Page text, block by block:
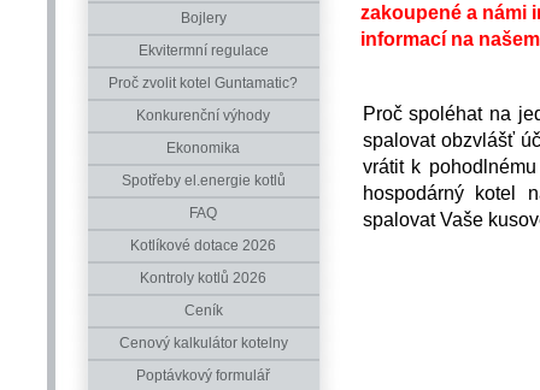
Bojlery
Ekvitermní regulace
Proč zvolit kotel Guntamatic?
Konkurenční výhody
Ekonomika
Spotřeby el.energie kotlů
FAQ
Kotlíkové dotace 2026
Kontroly kotlů 2026
Ceník
Cenový kalkulátor kotelny
Poptávkový formulář
zakoupené a námi
informací na
Proč spoléhat na
spalovat obzvlášť
vrátit k
hospodárný kotel
spalovat Vaše